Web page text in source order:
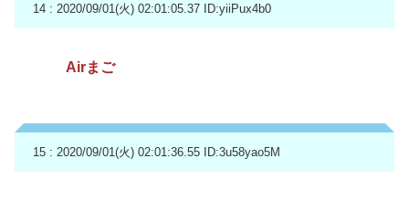
14 : 2020/09/01(火) 02:01:05.37 ID:yiiPux4b0
Airまご
15 : 2020/09/01(火) 02:01:36.55 ID:3u58yao5M